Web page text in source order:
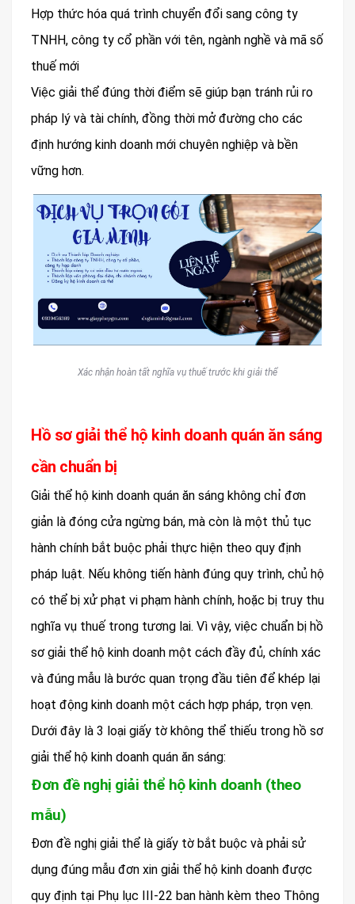
Hợp thức hóa quá trình chuyển đổi sang công ty
TNHH, công ty cổ phần với tên, ngành nghề và mã số
thuế mới
Việc giải thể đúng thời điểm sẽ giúp bạn tránh rủi ro
pháp lý và tài chính, đồng thời mở đường cho các
định hướng kinh doanh mới chuyên nghiệp và bền
vững hơn.
Xác nhận hoàn tất nghĩa vụ thuế trước khi giải thể
Hồ sơ giải thể hộ kinh doanh quán ăn sáng
cần chuẩn bị
Giải thể hộ kinh doanh quán ăn sáng không chỉ đơn
giản là đóng cửa ngừng bán, mà còn là một thủ tục
hành chính bắt buộc phải thực hiện theo quy định
pháp luật. Nếu không tiến hành đúng quy trình, chủ hộ
có thể bị xử phạt vi phạm hành chính, hoặc bị truy thu
nghĩa vụ thuế trong tương lai. Vì vậy, việc chuẩn bị hồ
sơ giải thể hộ kinh doanh một cách đầy đủ, chính xác
và đúng mẫu là bước quan trọng đầu tiên để khép lại
hoạt động kinh doanh một cách hợp pháp, trọn vẹn.
Dưới đây là 3 loại giấy tờ không thể thiếu trong hồ sơ
giải thể hộ kinh doanh quán ăn sáng:
Đơn đề nghị giải thể hộ kinh doanh (theo
mẫu)
Đơn đề nghị giải thể là giấy tờ bắt buộc và phải sử
dụng đúng mẫu đơn xin giải thể hộ kinh doanh được
quy định tại Phụ lục III-22 ban hành kèm theo Thông